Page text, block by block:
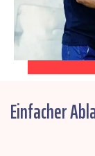
Einfacher